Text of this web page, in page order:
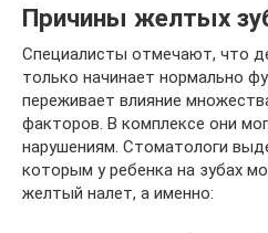
Причины желтых
Специалисты отмечают, что
только начинает нормально
переживает влияние
факторов. В комплексе они
нарушениям. Стоматологи
которым у ребенка на зубах
желтый налет, а именно: